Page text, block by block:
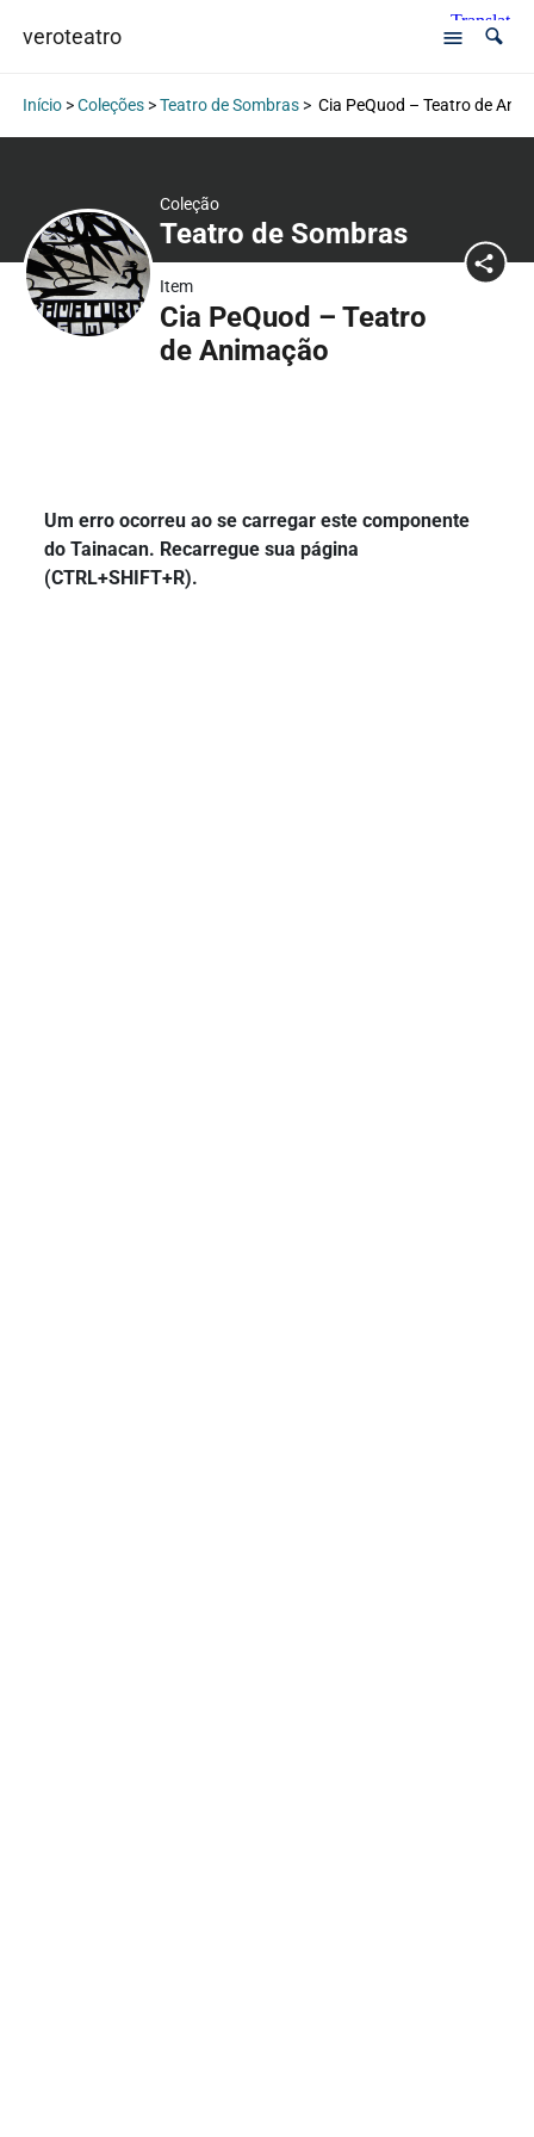
veroteatro
Início>Coleções>Teatro de Sombras> Cia PeQuod – Teatro de
Coleção
Teatro de Sombras
Item
Cia PeQuod – Teatro
de Animação
Um erro ocorreu ao se carregar este componente
do Tainacan. Recarregue sua página
(CTRL+SHIFT+R).